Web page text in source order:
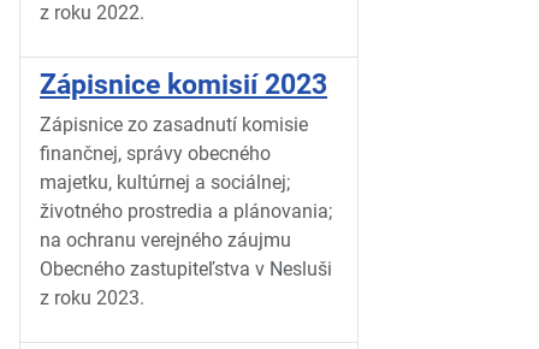
z roku 2022.
Zápisnice komisií 2023
Zápisnice zo zasadnutí komisie
finančnej, správy obecného
majetku, kultúrnej a sociálnej;
životného prostredia a plánovania;
na ochranu verejného záujmu
Obecného zastupiteľstva v Nesluši
z roku 2023.